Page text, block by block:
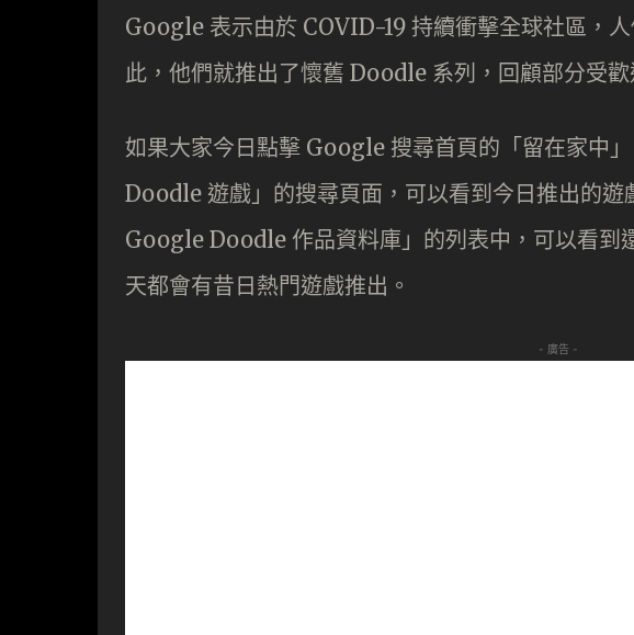
Google 表示由於 COVID-19 持續衝擊全球社區，
此，他們就推出了懷舊 Doodle 系列，回顧部分受
如果大家今日點擊 Google 搜尋首頁的「留在家中
Doodle 遊戲」的搜尋頁面，可以看到今日推出的遊
Google Doodle 作品資料庫」的列表中，可以看到
天都會有昔日熱門遊戲推出。
- 廣告 -